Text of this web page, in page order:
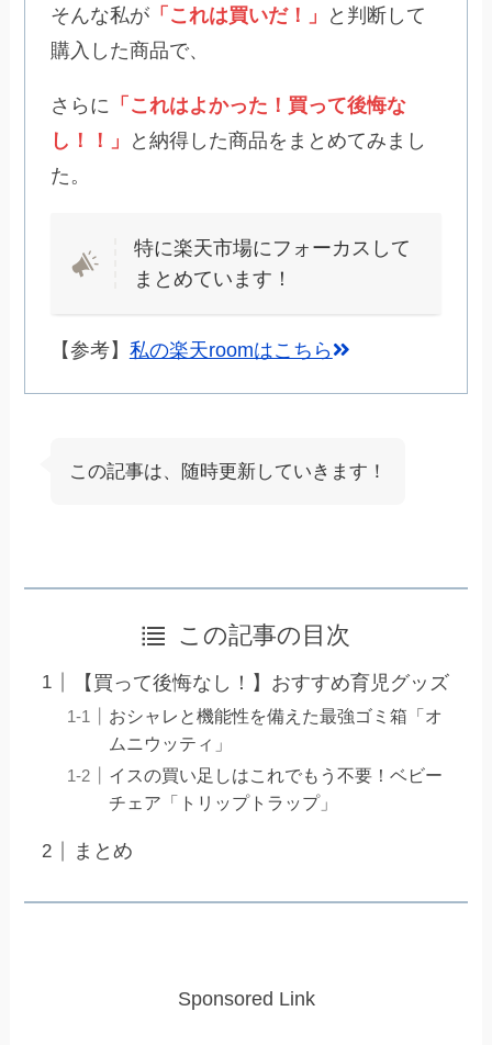
そんな私が「これは買いだ！」
と判断して
購入した商品で、
さらに 「これはよかった！買って後悔な
し！！」
と納得した商品をまとめてみまし
た。
特に楽天市場にフォーカスして
まとめています！
【参考】 私の楽天roomはこちら
この記事は、随時更新していきます！
この記事の目次
【買って後悔なし！】おすすめ育児グッズ
おシャレと機能性を備えた最強ゴミ箱「オ
ムニウッティ」
イスの買い足しはこれでもう不要！ベビー
チェア「トリップトラップ」
まとめ
Sponsored Link